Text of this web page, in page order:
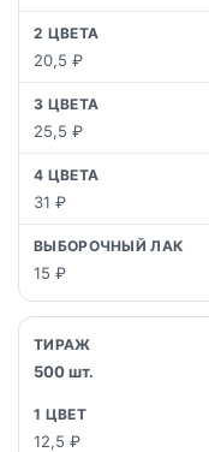
20,5 ₽
25,5 ₽
31 ₽
15 ₽
500 шт.
12,5 ₽